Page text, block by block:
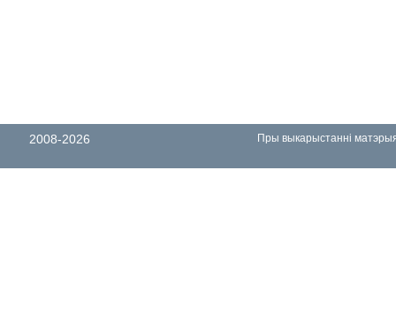
2008-2026 Пры выкарыстанні